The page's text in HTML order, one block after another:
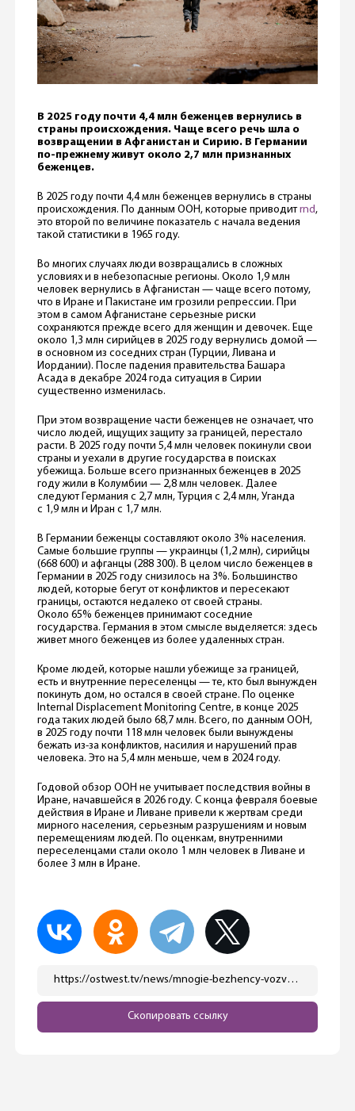
В 2025 году почти 4,4 млн беженцев вернулись в
страны происхождения. Чаще всего речь шла о
возвращении в Афганистан и Сирию. В Германии
по-прежнему живут около 2,7 млн признанных
беженцев.
В 2025 году почти 4,4 млн беженцев вернулись в страны
происхождения. По данным ООН, которые приводитrnd,
это второй по величине показатель с начала ведения
такой статистики в 1965 году.
Во многих случаях люди возвращались в сложных
условиях и в небезопасные регионы. Около 1,9 млн
человек вернулись в Афганистан — чаще всего потому,
что в Иране и Пакистане им грозили репрессии. При
этом в самом Афганистане серьезные риски
сохраняются прежде всего для женщин и девочек. Еще
около 1,3 млн сирийцев в 2025 году вернулись домой —
в основном из соседних стран (Турции, Ливана и
Иордании). После падения правительства Башара
Асада в декабре 2024 года ситуация в Сирии
существенно изменилась.
При этом возвращение части беженцев не означает, что
число людей, ищущих защиту за границей, перестало
расти. В 2025 году почти 5,4 млн человек покинули свои
страны и уехали в другие государства в поисках
убежища. Больше всего признанных беженцев в 2025
году жили в Колумбии — 2,8 млн человек. Далее
следуют Германия с 2,7 млн, Турция с 2,4 млн, Уганда
с 1,9 млн и Иран с 1,7 млн.
В Германии беженцы составляют около 3% населения.
Самые большие группы — украинцы (1,2 млн), сирийцы
(668 600) и афганцы (288 300). В целом число беженцев в
Германии в 2025 году снизилось на 3%. Большинство
людей, которые бегут от конфликтов и пересекают
границы, остаются недалеко от своей страны.
Около 65% беженцев принимают соседние
государства. Германия в этом смысле выделяется: здесь
живет много беженцев из более удаленных стран.
Кроме людей, которые нашли убежище за границей,
есть и внутренние переселенцы — те, кто был вынужден
покинуть дом, но остался в своей стране. По оценке
Internal Displacement Monitoring Centre, в конце 2025
года таких людей было 68,7 млн. Всего, по данным ООН,
в 2025 году почти 118 млн человек были вынуждены
бежать из-за конфликтов, насилия и нарушений прав
человека. Это на 5,4 млн меньше, чем в 2024 году.
Годовой обзор ООН не учитывает последствия войны в
Иране, начавшейся в 2026 году. С конца февраля боевые
действия в Иране и Ливане привели к жертвам среди
мирного населения, серьезным разрушениям и новым
перемещениям людей. По оценкам, внутренними
переселенцами стали около 1 млн человек в Ливане и
более 3 млн в Иране.
https://ostwest.tv/news/mnogie-bezhency-vozvrashhajutsya-v-svoi-strany-no-ne-iz-germanii/
Скопировать ссылку